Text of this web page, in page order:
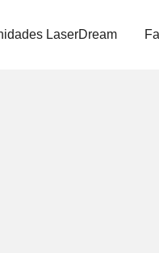
LaserDream